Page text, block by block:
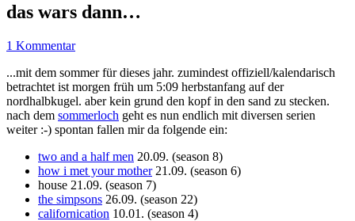
das wars dann…
1 Kommentar
...mit dem sommer für dieses jahr. zumindest offiziell/kalendarisch
betrachtet ist morgen früh um 5:09 herbstanfang auf der
nordhalbkugel. aber kein grund den kopf in den sand zu stecken.
nach dem sommerloch geht es nun endlich mit diversen serien
weiter :-) spontan fallen mir da folgende ein:
two and a half men 20.09. (season 8)
how i met your mother21.09. (season 6)
house 21.09. (season 7)
the simpsons 26.09. (season 22)
californication 10.01. (season 4)